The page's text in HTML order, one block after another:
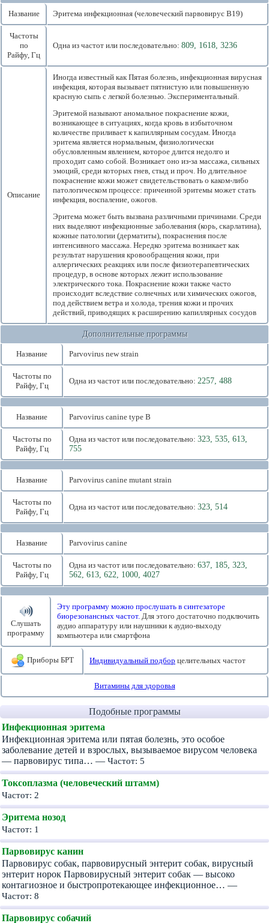
Название Эритема инфекционная (человеческий парвовирус В19)
Частоты
по
Райфу, Гц
Одна из частот или последовательно: 809, 1618, 3236
Описание
Иногда известный как Пятая болезнь, инфекционная вирусная
инфекция, которая вызывает пятнистую или повышенную
красную сыпь с легкой болезнью. Экспериментальный.
Эритемой называют аномальное покраснение кожи,
возникающее в ситуациях, когда кровь в избыточном
количестве приливает к капиллярным сосудам. Иногда
эритема является нормальным, физиологически
обусловленным явлением, которое длится недолго и
проходит само собой. Возникает оно из-за массажа, сильных
эмоций, среди которых гнев, стыд и проч. Но длительное
покраснение кожи может свидетельствовать о каком-либо
патологическом процессе: причеиной эритемы может стать
инфекция, воспаление, ожогов.
Эритема может быть вызвана различными причинами. Среди
них выделяют инфекционные заболевания (корь, скарлатина),
кожные патологии (дерматиты), покраснения после
интенсивного массажа. Нередко эритема возникает как
результат нарушения кровообращения кожи, при
аллергических реакциях или после физиотерапевтических
процедур, в основе которых лежит использование
электрического тока. Покраснение кожи также часто
происходит вследствие солнечных или химических ожогов,
под действием ветра и холода, трения кожи и прочих
действий, приводящих к расширению капиллярных сосудов
Дополнительные программы
Название Parvovirus new strain
Частоты по
Райфу, Гц
Одна из частот или последовательно: 2257, 488
Название Parvovirus canine type B
Частоты по
Райфу, Гц
Одна из частот или последовательно: 323, 535, 613,
755
Название Parvovirus canine mutant strain
Частоты по
Райфу, Гц
Одна из частот или последовательно: 323, 514
Название Parvovirus canine
Частоты по
Райфу, Гц
Одна из частот или последовательно: 637, 185, 323,
562, 613, 622, 1000, 4027
Слушать
программу
Эту программу можно прослушать в синтезаторе
биорезонансных частот. Для этого достаточно подключить
аудио аппаратуру или наушники к аудио-выходу
компьютера или смартфона
Приборы БРТ Индивидуальный подбор целительных частот
Витамины для здоровья
Подобные программы
Инфекционная эритема
Инфекционная эритема или пятая болезнь, это особое
заболевание детей и взрослых, вызываемое вирусом человека
— парвовирус типа… — Частот: 5
Токсоплазма (человеческий штамм)
Частот: 2
Эритема нозод
Частот: 1
Парвовирус канин
Парвовирус собак, парвовирусный энтерит собак, вирусный
энтерит норок Парвовирусный энтерит собак — высоко
контагиозное и быстропротекающее инфекционное… —
Частот: 8
Парвовирус собачий